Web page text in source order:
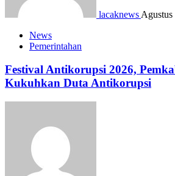
lacaknews
News
Pemerintahan
Festival Antikorupsi 2026,
Kukuhkan Duta Antikorupsi